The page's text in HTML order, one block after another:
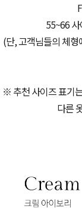
55~66
(단, 고객님들의 체
※ 추천 사이즈 표기
다른